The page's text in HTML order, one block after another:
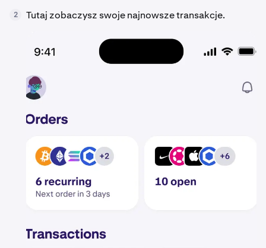
2 Tutaj zobaczysz swoje najnowsze transakcje.